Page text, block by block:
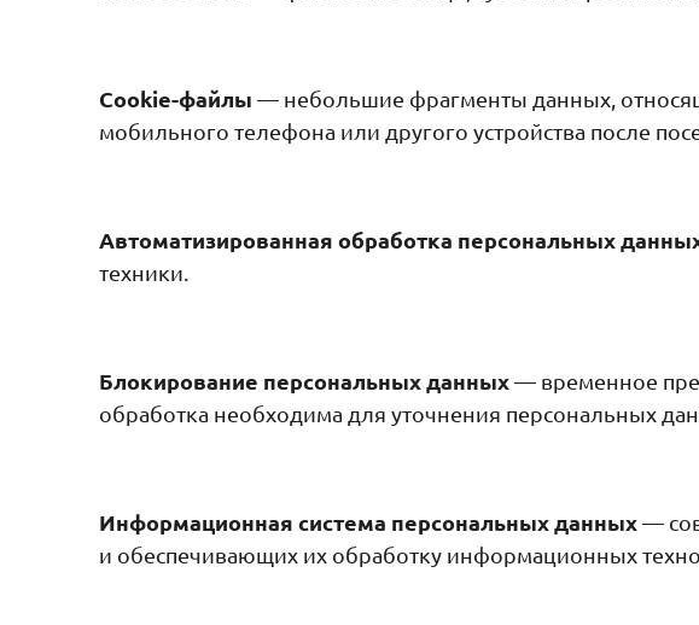
Cookie-файлы — небольшие фрагменты данных,
мобильного телефона или другого устройства после
Автоматизированная обработка персональных
техники.
Блокирование персональных данных— временное
обработка необходима для уточнения персональных
Информационная система персональных данных—
и обеспечивающих их обработку информационных